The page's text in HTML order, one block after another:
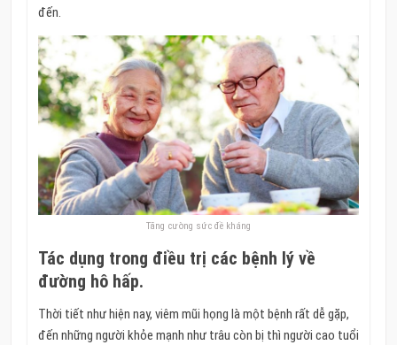
đến.
Tăng cường sức đề kháng
Tác dụng trong điều trị các bệnh lý về
đường hô hấp.
Thời tiết như hiện nay, viêm mũi họng là một bệnh rất dễ gặp,
đến những người khỏe mạnh như trâu còn bị thì người cao tuổi